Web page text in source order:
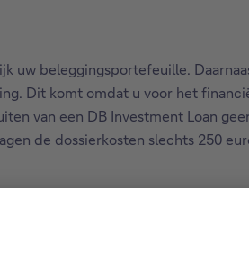
uw beleggingsportefeuille.
Dit komt omdat u voor het
van een DB Investment Loan
de dossierkosten slechts 250
cliënten?
een DB Investment Loan. In